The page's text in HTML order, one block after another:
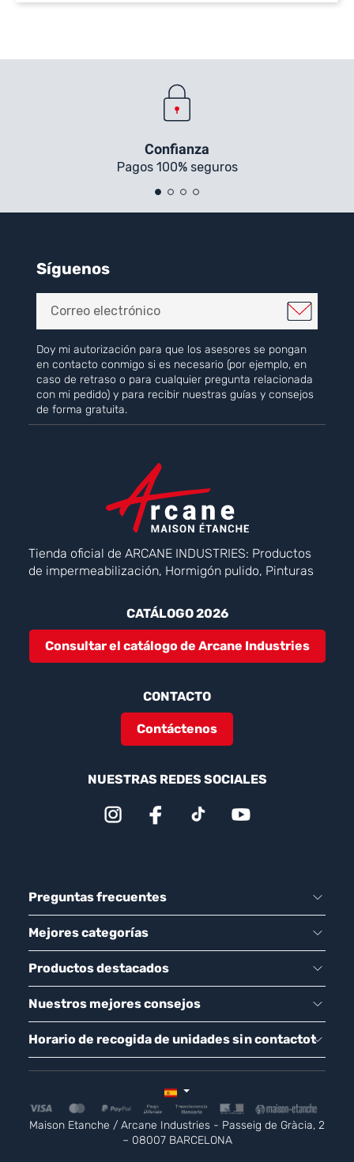
Confianza
Pagos 100% seguros
Síguenos
Doy mi autorización para que los asesores se pongan
en contacto conmigo si es necesario (por ejemplo, en
caso de retraso o para cualquier pregunta relacionada
con mi pedido) y para recibir nuestras guías y consejos
de forma gratuita.
Tienda oficial de ARCANE INDUSTRIES: Productos
de impermeabilización, Hormigón pulido, Pinturas
CATÁLOGO 2026
Consultar el catálogo de Arcane Industries
CONTACTO
Contáctenos
NUESTRAS REDES SOCIALES
Preguntas frecuentes
Mejores categorías
Productos destacados
Nuestros mejores consejos
Horario de recogida de unidades sin contactot
Maison Etanche / Arcane Industries - Passeig de Gràcia, 2
– 08007 BARCELONA